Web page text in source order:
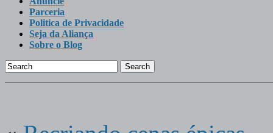
Parceria
Politica de Privacidade
Seja da Aliança
Sobre o Blog
Search